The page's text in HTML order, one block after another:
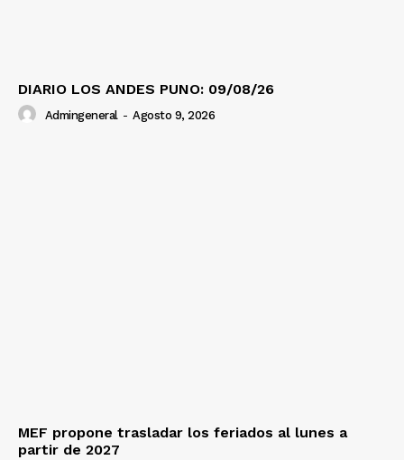
DIARIO LOS ANDES PUNO: 09/08/26
Admingeneral - Agosto 9, 2026
MEF propone trasladar los feriados al lunes a
partir de 2027